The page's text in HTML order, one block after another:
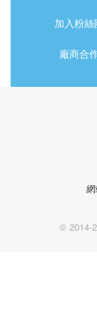
加入粉絲
廠商合
© 2014-